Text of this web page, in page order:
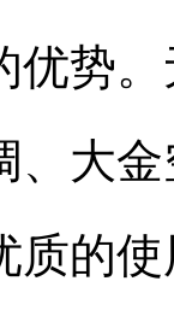
优势
、大
质的